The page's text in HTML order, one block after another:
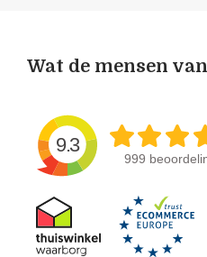
Wat de mensen
9.3
999